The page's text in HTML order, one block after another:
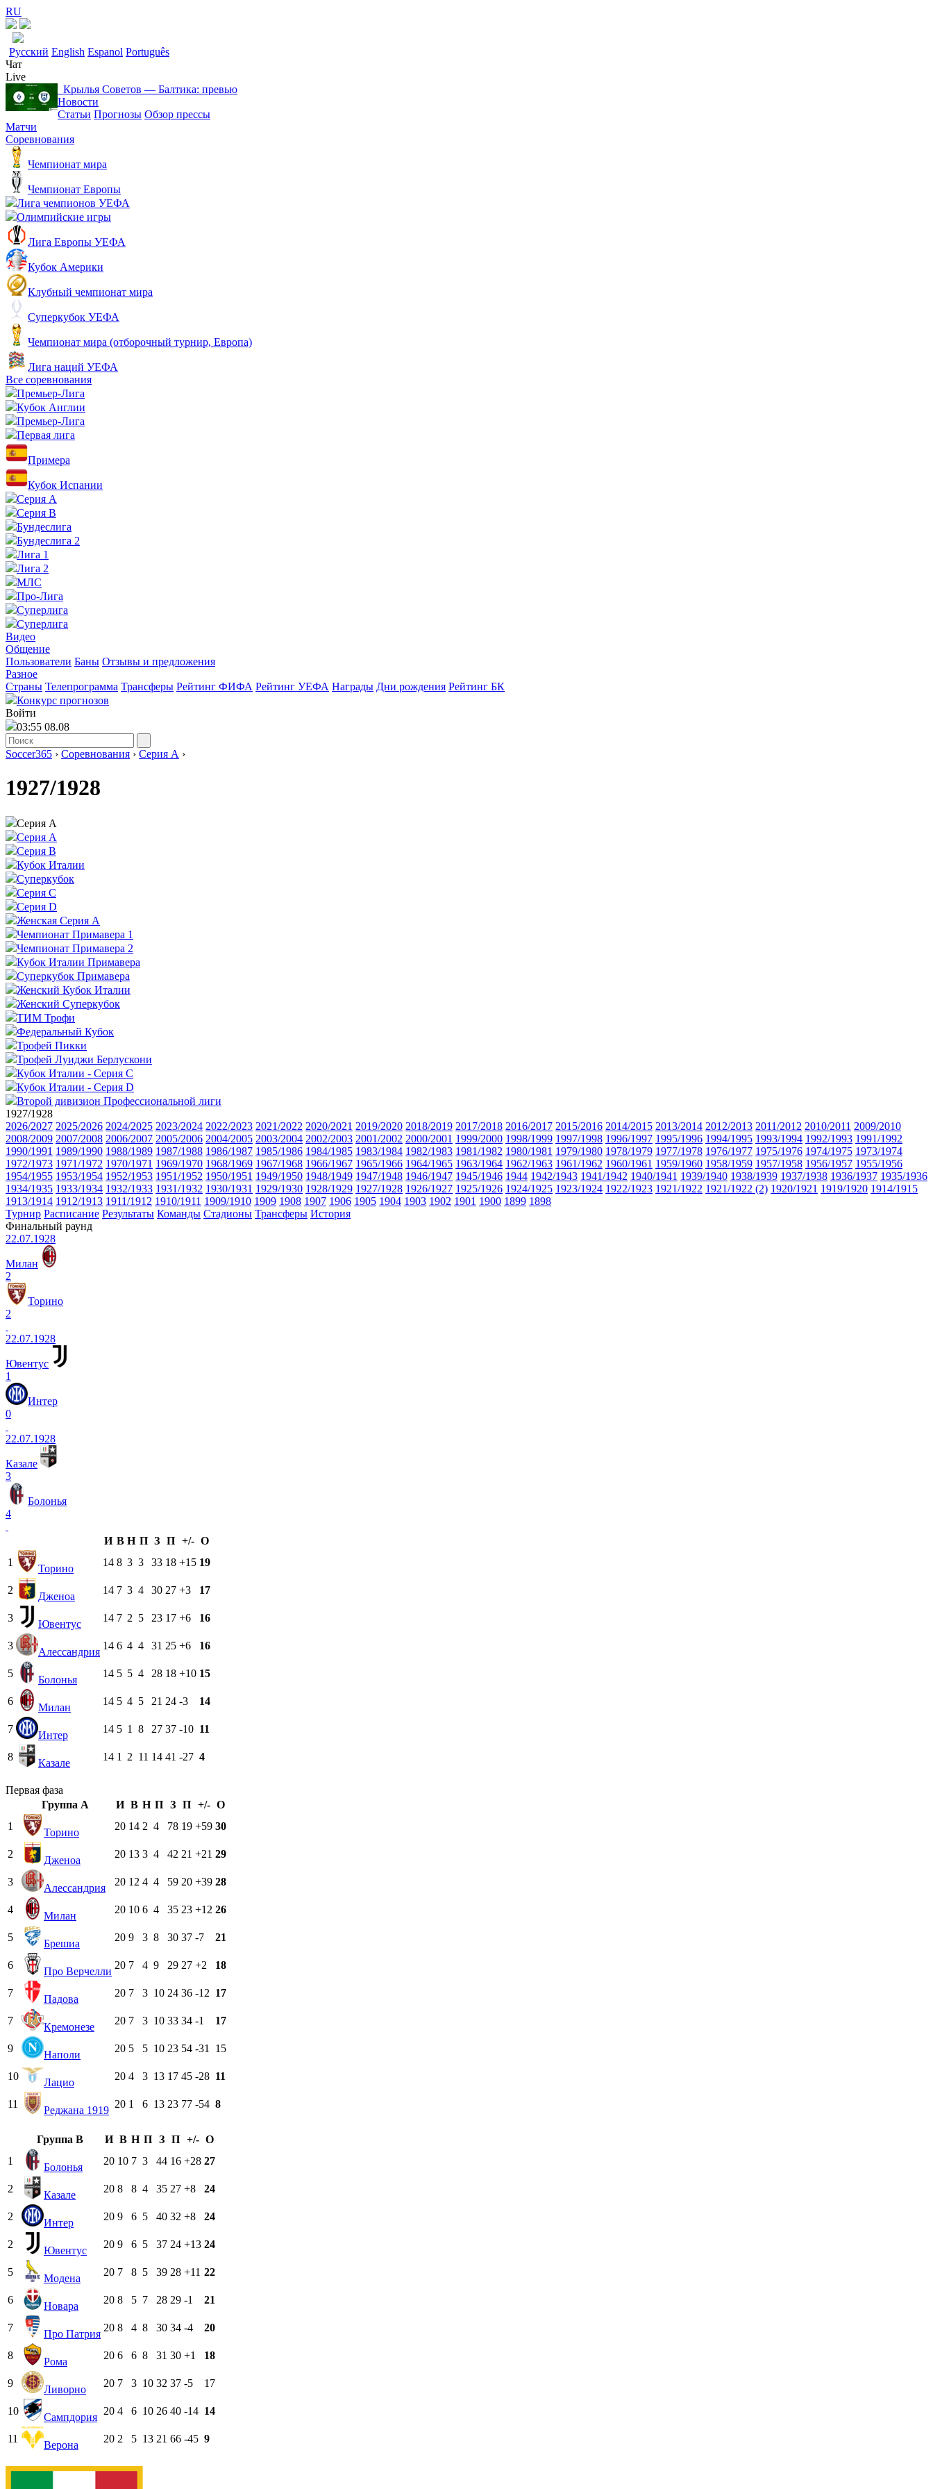
RU
Русский English Espanol Português
Чат
Live
Крылья Советов ― Балтика: превью
Новости
Статьи Прогнозы Обзор прессы
Матчи
Соревнования
Чемпионат мира
Чемпионат Европы
Лига чемпионов УЕФА
Олимпийские игры
Лига Европы УЕФА
Кубок Америки
Клубный чемпионат мира
Суперкубок УЕФА
Чемпионат мира (отборочный турнир, Европа)
Лига наций УЕФА
Все соревнования
Премьер-Лига
Кубок Англии
Премьер-Лига
Первая лига
Примера
Кубок Испании
Серия А
Серия B
Бундеслига
Бундеслига 2
Лига 1
Лига 2
МЛС
Про-Лига
Суперлига
Суперлига
Видео
Общение
Пользователи Баны Отзывы и предложения
Разное
Страны Телепрограмма Трансферы Рейтинг ФИФА Рейтинг УЕФА Награды Дни рождения Рейтинг БК
Конкурс прогнозов
Войти
03:55 08.08
Soccer365 › Соревнования › Серия А ›
1927/1928
Серия А
Серия А
Серия B
Кубок Италии
Суперкубок
Серия C
Серия D
Женская Серия А
Чемпионат Примавера 1
Чемпионат Примавера 2
Кубок Италии Примавера
Суперкубок Примавера
Женский Кубок Италии
Женский Суперкубок
ТИМ Трофи
Федеральный Кубок
Трофей Пикки
Трофей Луиджи Берлускони
Кубок Италии - Серия C
Кубок Италии - Серия D
Второй дивизион Профессиональной лиги
1927/1928
2026/2027 2025/2026 2024/2025 2023/2024 2022/2023 2021/2022 2020/2021 2019/2020 2018/2019 2017/2018 2016/2017 2015/2016 2014/2015 2013/2014 2012/2013 2011/2012 2010/2011 2009/2010
2008/2009 2007/2008 2006/2007 2005/2006 2004/2005 2003/2004 2002/2003 2001/2002 2000/2001 1999/2000 1998/1999 1997/1998 1996/1997 1995/1996 1994/1995 1993/1994 1992/1993 1991/1992
1990/1991 1989/1990 1988/1989 1987/1988 1986/1987 1985/1986 1984/1985 1983/1984 1982/1983 1981/1982 1980/1981 1979/1980 1978/1979 1977/1978 1976/1977 1975/1976 1974/1975 1973/1974
1972/1973 1971/1972 1970/1971 1969/1970 1968/1969 1967/1968 1966/1967 1965/1966 1964/1965 1963/1964 1962/1963 1961/1962 1960/1961 1959/1960 1958/1959 1957/1958 1956/1957 1955/1956
1954/1955 1953/1954 1952/1953 1951/1952 1950/1951 1949/1950 1948/1949 1947/1948 1946/1947 1945/1946 1944 1942/1943 1941/1942 1940/1941 1939/1940 1938/1939 1937/1938 1936/1937 1935/1936
1934/1935 1933/1934 1932/1933 1931/1932 1930/1931 1929/1930 1928/1929 1927/1928 1926/1927 1925/1926 1924/1925 1923/1924 1922/1923 1921/1922 1921/1922 (2) 1920/1921 1919/1920 1914/1915
1913/1914 1912/1913 1911/1912 1910/1911 1909/1910 1909 1908 1907 1906 1905 1904 1903 1902 1901 1900 1899 1898
Турнир Расписание Результаты Команды Стадионы Трансферы История
Финальный раунд
22.07.1928
Милан
2
Торино
2
22.07.1928
Ювентус
1
Интер
0
22.07.1928
Казале
3
Болонья
4
И В Н П З П +/- О
1
Торино
14 8 3 3 33 18 +15 19
2
Дженоа
14 7 3 4 30 27 +3 17
3
Ювентус
14 7 2 5 23 17 +6 16
3
Алессандрия
14 6 4 4 31 25 +6 16
5
Болонья
14 5 5 4 28 18 +10 15
6
Милан
14 5 4 5 21 24 -3 14
7
Интер
14 5 1 8 27 37 -10 11
8
Казале
14 1 2 11 14 41 -27 4
Первая фаза
Группа A
И В Н П З П +/- О
1
Торино
20 14 2 4 78 19 +59 30
2
Дженоа
20 13 3 4 42 21 +21 29
3
Алессандрия
20 12 4 4 59 20 +39 28
4
Милан
20 10 6 4 35 23 +12 26
5
Брешиа
20 9 3 8 30 37 -7 21
6
Про Верчелли
20 7 4 9 29 27 +2 18
7
Падова
20 7 3 10 24 36 -12 17
7
Кремонезе
20 7 3 10 33 34 -1 17
9
Наполи
20 5 5 10 23 54 -31 15
10
Лацио
20 4 3 13 17 45 -28 11
11
Реджана 1919
20 1 6 13 23 77 -54 8
Группа B И В Н П З П +/- О
1
Болонья
20 10 7 3 44 16 +28 27
2
Казале
20 8 8 4 35 27 +8 24
2
Интер
20 9 6 5 40 32 +8 24
2
Ювентус
20 9 6 5 37 24 +13 24
5
Модена
20 7 8 5 39 28 +11 22
6
Новара
20 8 5 7 28 29 -1 21
7
Про Патрия
20 8 4 8 30 34 -4 20
8
Рома
20 6 6 8 31 30 +1 18
9
Ливорно
20 7 3 10 32 37 -5 17
10
Сампдория
20 4 6 10 26 40 -14 14
11
Верона
20 2 5 13 21 66 -45 9